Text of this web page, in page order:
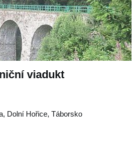
viadukt
, Dolní Hořice, Táborsko